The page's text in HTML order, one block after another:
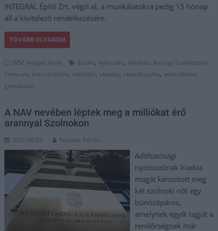
INTEGRÁL Építő Zrt. végzi el, a munkálatokra pedig 15 hónap
áll a kivitelező rendelkezésére.
TOVÁBB OLVASOM
JNSZ megyei hírek épület, fejlesztés, felújítás, Karcagi Szakképzési
Centrum, korszerűsítés, mezőtúr, oktatás, oktatókonyha, teleki blanka
gimnázium
A NAV nevében léptek meg a milliókat érő
arannyal Szolnokon
2026.06.02. Fazekas Adrián
Adóhatósági
nyomozónak kiadva
magát károsított meg
két szolnoki nőt egy
bűnözőpáros,
amelynek egyik tagját a
rendőrségnek már